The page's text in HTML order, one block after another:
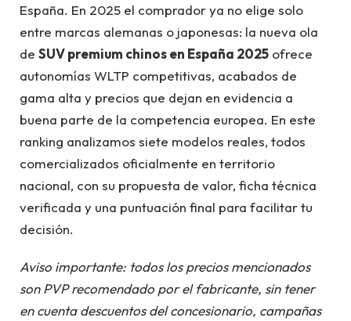
España. En 2025 el comprador ya no elige solo
entre marcas alemanas o japonesas: la nueva ola
de SUV premium chinos en España 2025 ofrece
autonomías WLTP competitivas, acabados de
gama alta y precios que dejan en evidencia a
buena parte de la competencia europea. En este
ranking analizamos siete modelos reales, todos
comercializados oficialmente en territorio
nacional, con su propuesta de valor, ficha técnica
verificada y una puntuación final para facilitar tu
decisión.
Aviso importante: todos los precios mencionados
son PVP recomendado por el fabricante, sin tener
en cuenta descuentos del concesionario, campañas